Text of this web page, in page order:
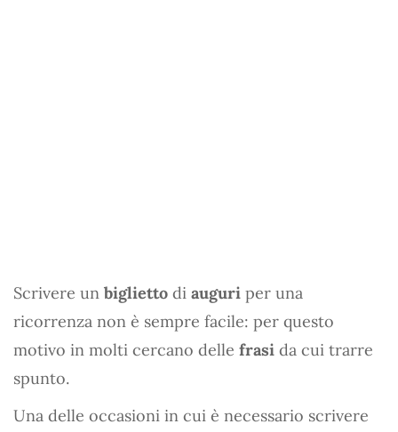
Scrivere un biglietto di auguri per una
ricorrenza non è sempre facile: per questo
motivo in molti cercano delle frasi da cui trarre
spunto.
Una delle occasioni in cui è necessario scrivere